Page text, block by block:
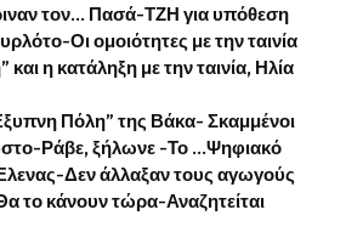
τον… Πασά-ΤΖΗ για υπόθεση
Οι ομοιότητες με την ταινία
και η κατάληξη με την ταινία, Ηλία
Πόλη” της Βάκα- Σκαμμένοι
Ράβε, ξήλωνε -Το …Ψηφιακό
Δεν άλλαξαν τους αγωγούς
το κάνουν τώρα-Αναζητείται